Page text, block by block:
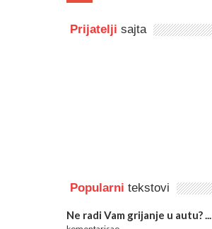
Prijatelji sajta
Popularni tekstovi
Ne radi Vam grijanje u autu? ...